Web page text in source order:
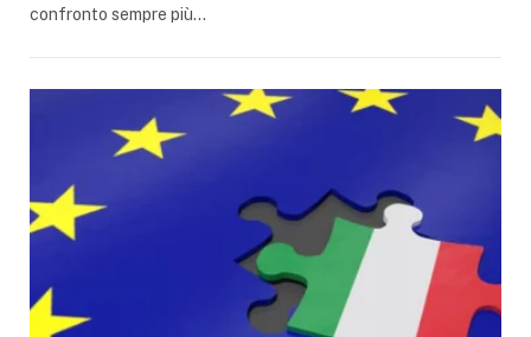
confronto sempre più…